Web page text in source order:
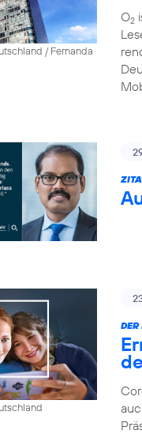
/ Fernanda
O2
DER